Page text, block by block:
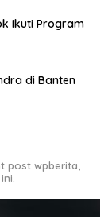
Ikuti Program
di Banten
post wpberita,